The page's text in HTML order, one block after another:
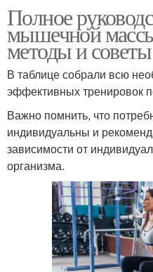
Полное
мышечной
методы и советы
В таблице собрали всю
эффективных тренировок
Важно помнить, что
индивидуальны и
зависимости от
организма.